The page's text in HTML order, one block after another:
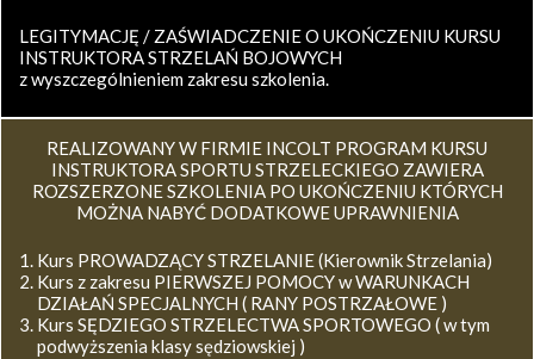
LEGITYMACJĘ / ZAŚWIADCZENIE O UKOŃCZENIU KURSU
INSTRUKTORA STRZELAŃ BOJOWYCH
z wyszczególnieniem zakresu szkolenia.
REALIZOWANY W FIRMIE INCOLT PROGRAM KURSU
INSTRUKTORA SPORTU STRZELECKIEGO ZAWIERA
ROZSZERZONE SZKOLENIA PO UKOŃCZENIU KTÓRYCH
MOŻNA NABYĆ DODATKOWE UPRAWNIENIA
Kurs PROWADZĄCY STRZELANIE (Kierownik Strzelania)
Kurs z zakresu PIERWSZEJ POMOCY w WARUNKACH
DZIAŁAŃ SPECJALNYCH ( RANY POSTRZAŁOWE )
Kurs SĘDZIEGO STRZELECTWA SPORTOWEGO ( w tym
podwyższenia klasy sędziowskiej )